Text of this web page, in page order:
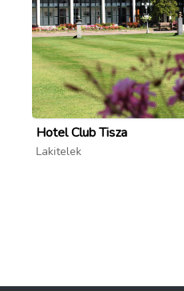
Hotel Club Tisza
Lakitelek